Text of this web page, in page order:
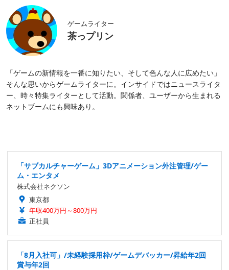
ゲームライター
茶っプリン
「ゲームの新情報を一番に知りたい、そして色んな人に広めたい」
そんな思いからゲームライターに。インサイドではニュースライタ
ー、時々特集ライターとして活動。関係者、ユーザーから生まれる
ネットブームにも興味あり。
「サブカルチャーゲーム」3Dアニメーション外注管理/ゲー
ム・エンタメ
株式会社ネクソン
東京都
年収400万円～800万円
正社員
「8月入社可」/未経験採用枠/ゲームデバッカー/昇給年2回
賞与年2回